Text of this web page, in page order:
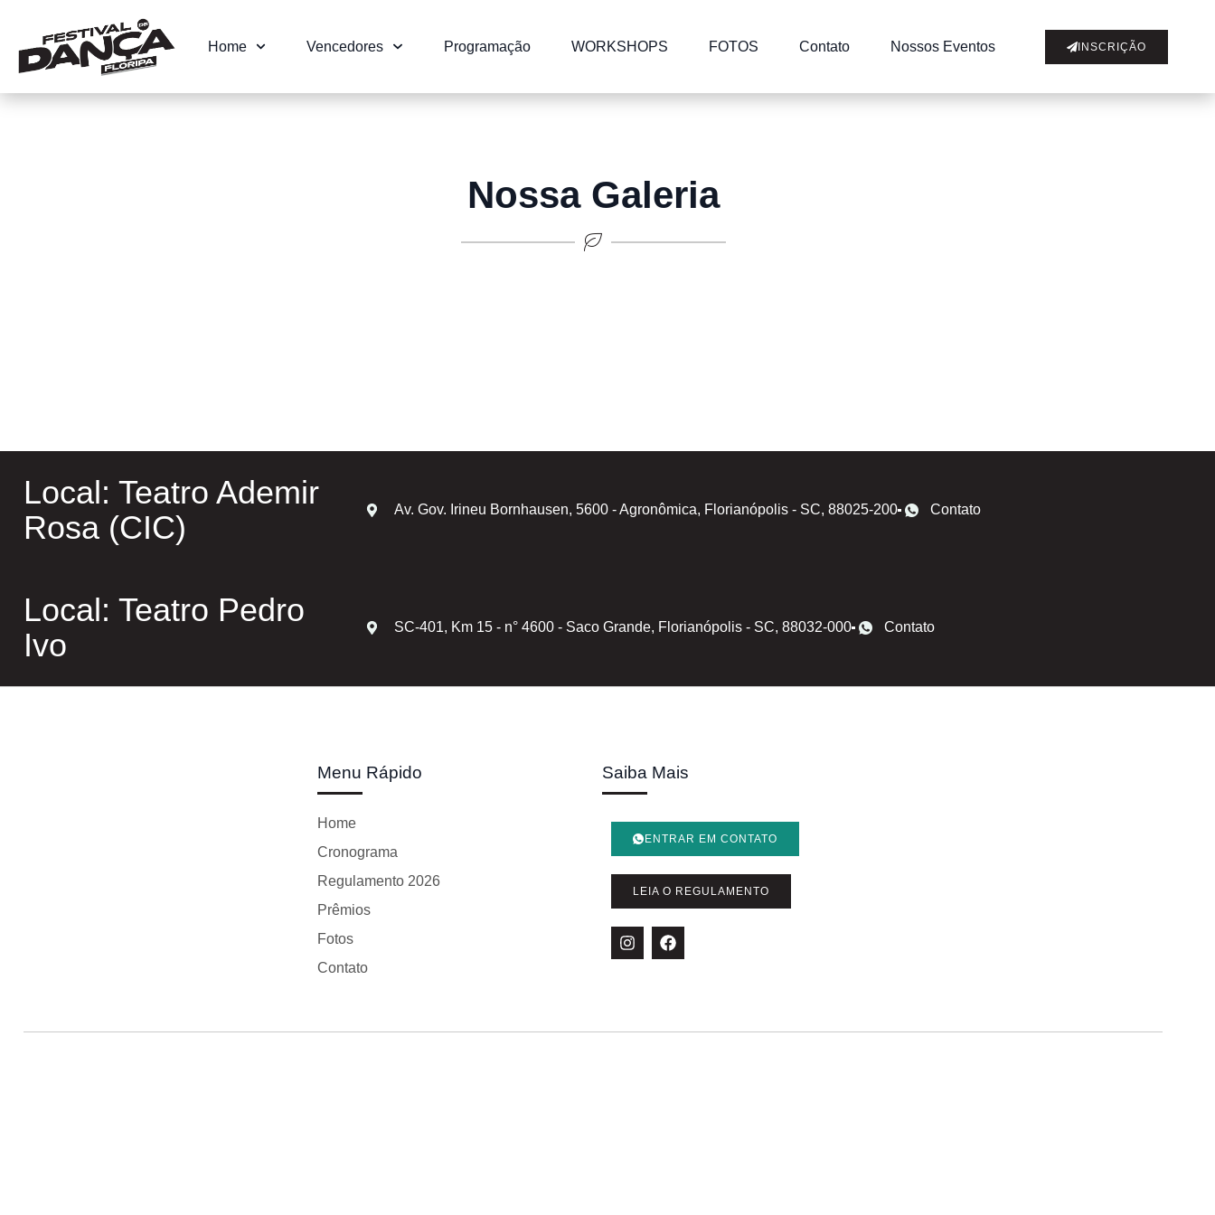
Home Vencedores Programação WORKSHOPS FOTOS Contato Nossos Eventos INSCRIÇÃO
Nossa Galeria
Local: Teatro Ademir
Rosa (CIC)
Av. Gov. Irineu Bornhausen, 5600 - Agronômica, Florianópolis - SC, 88025-200 Contato
Local: Teatro Pedro
Ivo
SC-401, Km 15 - n° 4600 - Saco Grande, Florianópolis - SC, 88032-000 Contato
Menu Rápido
Home
Cronograma
Regulamento 2026
Prêmios
Fotos
Contato
Saiba Mais
ENTRAR EM CONTATO
LEIA O REGULAMENTO